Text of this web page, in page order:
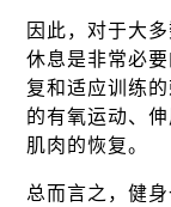
因此，对于大
休息是非常必
复和适应训练
的有氧运动、
肌肉的恢复。
总而言之，健